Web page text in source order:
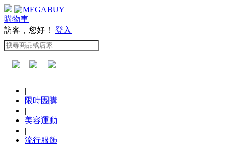
購物車
訪客，您好！ 登入
|
限時團購
|
美容運動
|
流行服飾